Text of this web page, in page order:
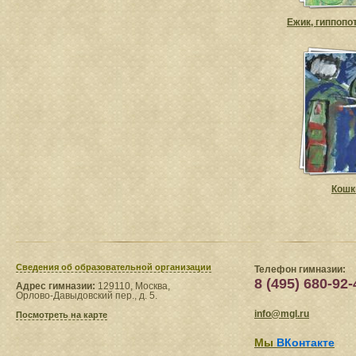
Ежик,
Сведения​ об образовательной организации
Адрес гимназии: 129110, Москва,
Орлово-Давыдовский пер., д. 5.
Посмотреть на карте
Телефон гимназии:
8 (495) 680-92-
info@mgl.ru
Мы ВКонтакте